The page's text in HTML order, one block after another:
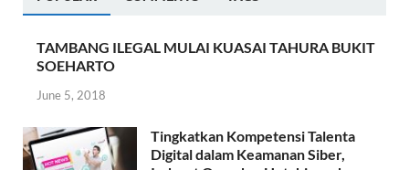
TAMBANG ILEGAL MULAI KUASAI TAHURA BUKIT
SOEHARTO
June 5, 2018
Tingkatkan Kompetensi Talenta
Digital dalam Keamanan Siber,